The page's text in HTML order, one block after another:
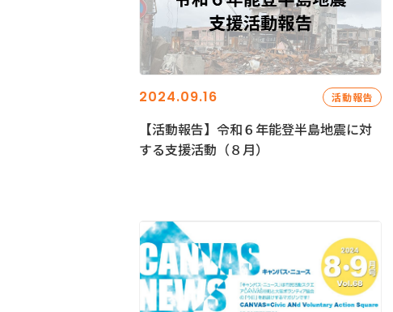
2024.09.16 活動報告
【活動報告】令和６年能登半島地震に対
する支援活動（８月）